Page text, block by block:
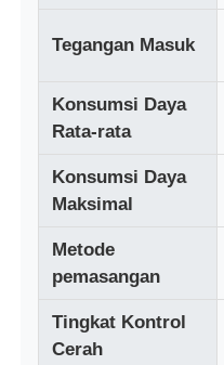
Semua Kasus
Minta Penawaran Harga
Layar LED Mesh
Tegangan Masuk
Konsumsi Daya
Rata-rata
Konsumsi Daya
Maksimal
Metode
pemasangan
Tingkat Kontrol
Cerah